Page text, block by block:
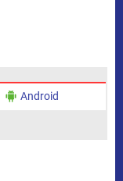
Android